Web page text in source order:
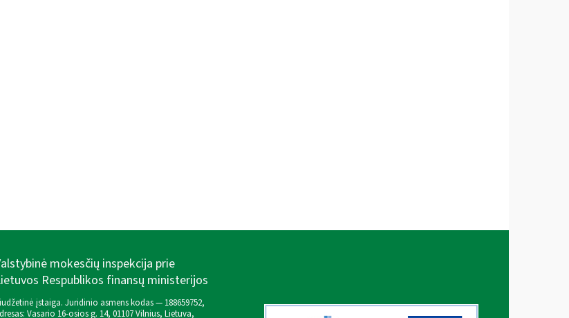
mokesčių inspekcija prie
Respublikos finansų ministerijos
įstaiga. Juridinio asmens kodas — 188659752,
Vasario 16-osios g. 14, 01107 Vilnius, Lietuva,